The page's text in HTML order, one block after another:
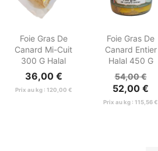
Aperçu
rapide
Foie Gras De
Canard Mi-Cuit
300 G Halal
36,00 €
Prix au kg : 120,00 €
Aperçu
rapide
Foie Gras De
Canard Entier
Halal 450 G
54,00 €
52,00 €
Prix au kg : 115,56 €